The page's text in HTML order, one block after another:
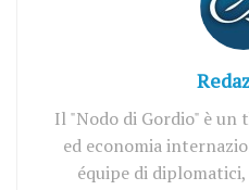
Il "Nodo di Gordio" è
ed economia
équipe di